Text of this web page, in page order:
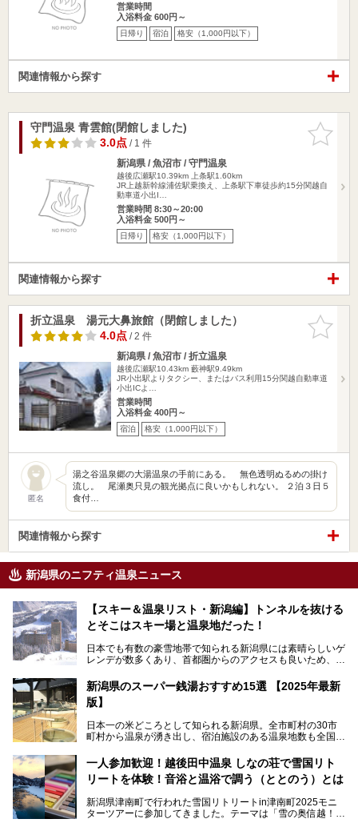
営業時間
入浴料金 600円～
日帰り 宿泊 格安（1,000円以下）
関連情報から探す
お気に入
りに追加
守門温泉 青雲館(閉館しました)
3.0点/ 1 件
新潟県 / 魚沼市 / 守門温泉
越後広瀬駅10.39km
上条駅1.60km
JR上越新幹線浦佐駅乗換え、上条駅下車徒歩約15分関越自
動車道小出I…
営業時間 8:30～20:00
入浴料金 500円～
日帰り 格安（1,000円以下）
関連情報から探す
お気に入
りに追加
折立温泉 湯元大鼻旅館（閉館しました）
4.0点/ 2 件
新潟県 / 魚沼市 / 折立温泉
越後広瀬駅10.43km 藪神駅9.49km
JR小出駅よりタクシー、またはバス利用15分関越自動車道
小出ICよ…
営業時間
入浴料金 400円～
宿泊 格安（1,000円以下）
匿名
湯之谷温泉郷の大湯温泉の手前にある。 無色透明ぬるめの掛け
流し。 尾瀬奥只見の観光拠点に良いかもしれない。 ２泊３日５
食付…
関連情報から探す
新潟県のニフティ温泉ニュース
【スキー＆温泉リスト・新潟編】トンネルを抜ける
とそこはスキー場と温泉地だった！
日本でも有数の豪雪地帯で知られる新潟県には素晴らしいゲ
レンデが数多くあり、首都圏からのアクセスも良いため、関
た全域にわたって月岡、赤倉、松之山、燕、妙高、岩室など
など、古くは文豪にも愛された歴史ある老舗温泉地が多いこ
とで知られています。
めに訪れたい、新潟県内にあるスキー場そばの温泉地をまと
めました。
新潟県のスーパー銭湯おすすめ15選 【2025年最新
版】
日本一の米どころとして知られる新潟県。全市町村の30市
町村から温泉が湧き出し、宿泊施設のある温泉地数も全国有
温泉が利用ができる宿泊施設も多く、スーパー銭湯も多彩な
サービスを提供する施設がいろいろ。
観光やレジャーに温泉を組み合わせれば、旅はさらに充実し
します。
一人参加歓迎！越後田中温泉 しなの荘で雪国リト
リートを体験！音浴と温浴で調う（ととのう）とは
新潟県津南町で行われた雪国リトリートin津南町2025モニ
ターツアーに参加してきました。テーマは「雪の奥信越！音